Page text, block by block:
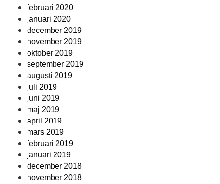
februari 2020
januari 2020
december 2019
november 2019
oktober 2019
september 2019
augusti 2019
juli 2019
juni 2019
maj 2019
april 2019
mars 2019
februari 2019
januari 2019
december 2018
november 2018